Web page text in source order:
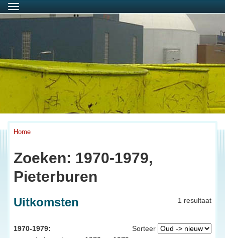
Menu
Home
Zoeken: 1970-1979,
Pieterburen
1 resultaat
Uitkomsten
Sorteer
1970-1979: